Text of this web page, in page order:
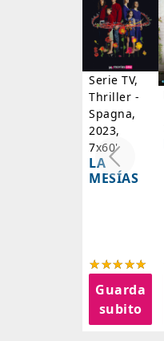
Serie TV,
Thriller -
Spagna,
2023,
7x60'
LA
MESÍAS
Guarda
subito